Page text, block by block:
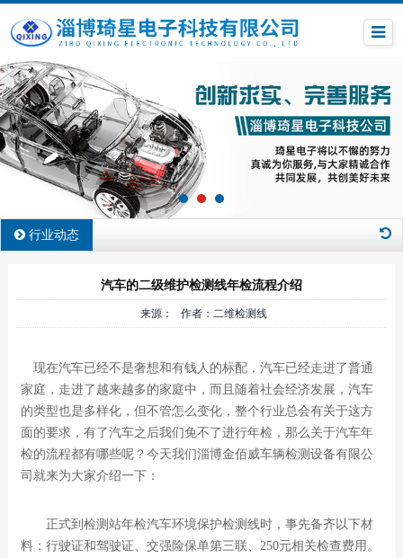
行业动态
汽车的二级维护检测线年检流程介绍
来源： 作者：二维检测线
现在汽车已经不是奢想和有钱人的标配，汽车已经走进了普通
家庭，走进了越来越多的家庭中，而且随着社会经济发展，汽车
的类型也是多样化，但不管怎么变化，整个行业总会有关于这方
面的要求，有了汽车之后我们免不了进行年检，那么关于汽车年
检的流程都有哪些呢？今天我们淄博金佰威车辆检测设备有限公
司就来为大家介绍一下：
正式到检测站年检汽车环境保护检测线时，事先备齐以下材
料：行驶证和驾驶证、交强险保单第三联、250元相关检查费用。